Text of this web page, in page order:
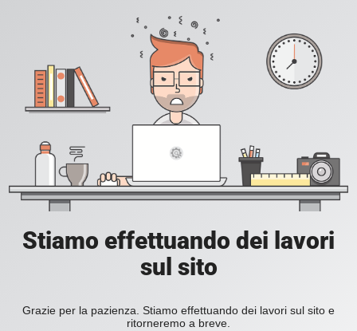
Stiamo effettuando dei lavori
sul sito
Grazie per la pazienza. Stiamo effettuando dei lavori sul sito e
ritorneremo a breve.